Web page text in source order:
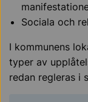
Sociala och
I kommunens
typer av
redan regleras i